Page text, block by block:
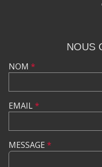
NOUS
NOM *
EMAIL*
MESSAGE *